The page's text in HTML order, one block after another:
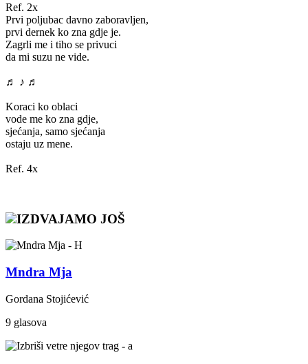
Ref. 2x
Prvi poljubac davno zaboravljen,
prvi dernek ko zna gdje je.
Zagrli me i tiho se privuci
da mi suzu ne vide.
♬ ♪ ♬
Koraci ko oblaci
vode me ko zna gdje,
sjećanja, samo sjećanja
ostaju uz mene.
Ref. 4x
IZDVAJAMO JOŠ
Mndra Mja
Gordana Stojićević
9 glasova